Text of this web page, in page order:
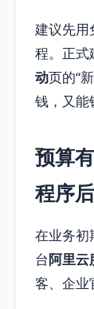
建议先用
程。正式
动页的“
钱，又能
预算
程序
在业务初
台阿里云
客、企业